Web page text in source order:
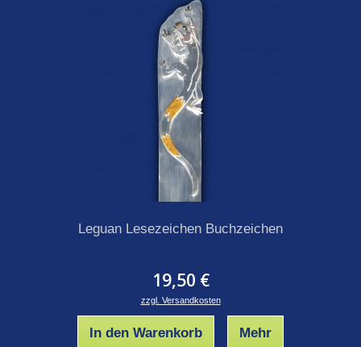
Leguan Lesezeichen Buchzeichen
19,50 €
zzgl. Versandkosten
In den Warenkorb Mehr